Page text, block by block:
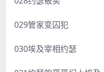
029管家变囚犯
030埃及宰相约瑟